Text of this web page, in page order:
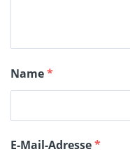
Name*
E-Mail-Adresse*